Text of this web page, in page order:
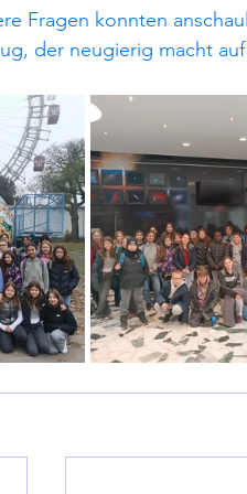
Fragen konnten
der neugierig macht